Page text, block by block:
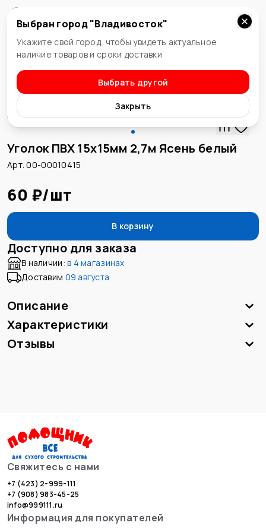
Владивосток
Выбран город "Владивосток"
Укажите свой город, чтобы увидеть актуальное
наличие товаров и сроки доставки
Выбрать другой
Закрыть
Декоративные уголки
Уголок ПВХ 15х15мм 2,7м Ясень белый
Арт. 00-00010415
60 ₽/шт
В корзину
Доступно для заказа
В наличии: в 4 магазинах
Доставим 09 августа
Описание
Характеристики
Отзывы
Свяжитесь с нами
+7 (423) 2-999-111
+7 (908) 983-45-25
info@999111.ru
Информация для покупателей